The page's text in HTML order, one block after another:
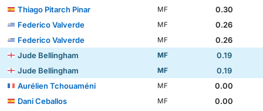
Thiago Pitarch Pinar
MF
0.30
Federico Valverde
MF
0.26
Federico Valverde
MF
0.26
Jude Bellingham
MF
0.19
Jude Bellingham
MF
0.19
Aurélien Tchouaméni
MF
0.00
Dani Ceballos
MF
0.00